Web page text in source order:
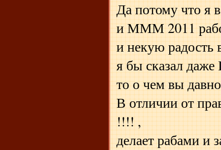
Да потому что я
и МММ 2011
и некую радость
я бы сказал
то о чем вы
В отличии от
!!!! ,
делает рабами и